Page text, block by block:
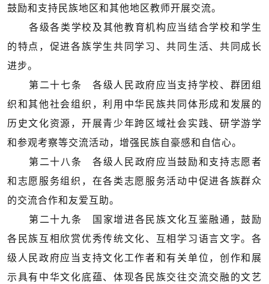
鼓励和支持民族地区和其他地区教师开展交流。
各级各类学校及其他教育机构应当结合学校和学生
的特点，促进各族学生共同学习、共同生活、共同成长
进步。
第二十七条 各级人民政府应当支持学校、群团组
织和其他社会组织，利用中华民族共同体形成和发展的
历史文化资源，开展青少年跨区域社会实践、研学游学
和参观考察等交流活动，增强民族自豪感和自信心。
第二十八条 各级人民政府应当鼓励和支持志愿者
和志愿服务组织，在各类志愿服务活动中促进各族群众
的交流合作和友爱互助。
第二十九条 国家增进各民族文化互鉴融通，鼓励
各民族互相欣赏优秀传统文化、互相学习语言文字。各
级人民政府应当支持文化工作者和有关单位，创作和展
示具有中华文化底蕴、体现各民族交往交流交融的文艺